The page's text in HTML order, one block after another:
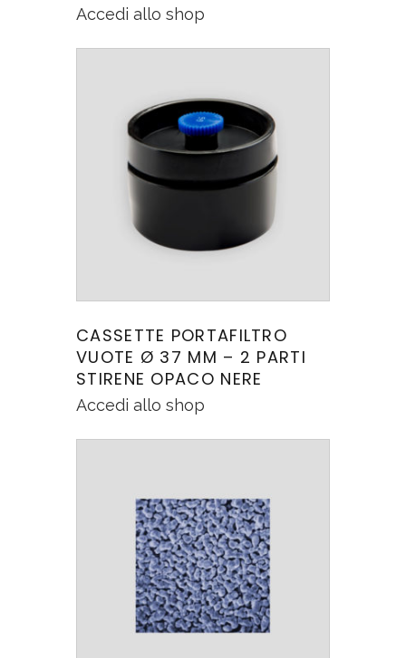
Accedi allo shop
CASSETTE PORTAFILTRO
VUOTE Ø 37 MM – 2 PARTI
STIRENE OPACO NERE
Accedi allo shop